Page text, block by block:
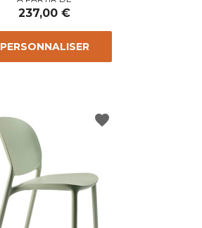
237,00 €
PERSONNALISER
favorite